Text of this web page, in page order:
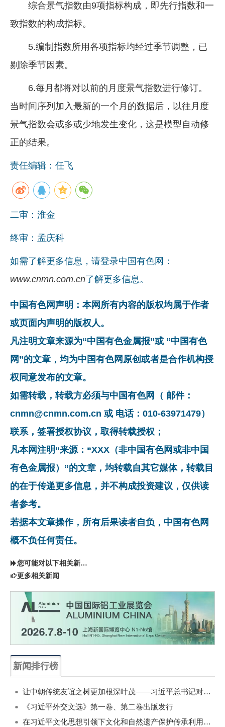
综合景气指数由9项指标构成，即先行指数和一
致指数的构成指标。
5.编制指数所用各项指标均经过季节调整，已
剔除季节因素。
6.每月都将对以前的月度景气指数进行修订。
当时间序列加入最新的一个月的数据后，以往月度
景气指数会或多或少地发生变化，这是模型自动修
正的结果。
责任编辑：任飞
二审：淮金
终审：孟庆科
如需了解更多信息，请登录中国有色网：
www.cnmn.com.cn了解更多信息。
中国有色网声明：本网所有内容的版权均属于作者
或页面内声明的版权人。
凡注明文章来源为“中国有色金属报”或 “中国有色
网”的文章，均为中国有色网原创或者是合作机构授
权同意发布的文章。
如需转载，转载方必须与中国有色网（ 邮件：
cnmn@cnmn.com.cn 或 电话：010-63971479）
联系，签署授权协议，取得转载授权；
凡本网注明“来源：“XXX（非中国有色网或非中国
有色金属报）”的文章，均转载自其它媒体，转载目
的在于传递更多信息，并不构成投资建议，仅供读
者参考。
若据本文章操作，所有后果读者自负，中国有色网
概不负任何责任。
您可能对以下相关新闻同样感兴趣
更多相关新闻
新闻排行榜
让中朝传统友谊之树更加根深叶茂——习近平总书记对朝鲜进行国事访问纪实
《习近平外交文选》第一卷、第二卷出版发行
在习近平文化思想引领下文化和自然遗产保护传承利用工作开创新局面